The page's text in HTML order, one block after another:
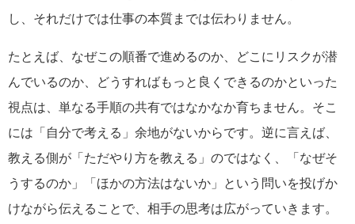
し、それだけでは仕事の本質までは伝わりません。
たとえば、なぜこの順番で進めるのか、どこにリスクが潜
んでいるのか、どうすればもっと良くできるのかといった
視点は、単なる手順の共有ではなかなか育ちません。そこ
には「自分で考える」余地がないからです。逆に言えば、
教える側が「ただやり方を教える」のではなく、「なぜそ
うするのか」「ほかの方法はないか」という問いを投げか
けながら伝えることで、相手の思考は広がっていきます。